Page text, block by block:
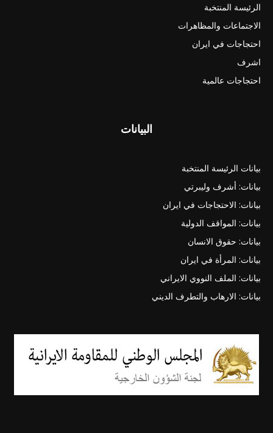
الرئيسة المنتخبة
الاجتماعات والمظاهرات
احتجاجات في ايران
اشرف
احتجاجات عالمية
البيانات
بيانات الرئيسة المنتخبة
بيانات: أشرف وليبرتي
بيانات: الاحتجاجات في ايران
بيانات: المواقف الدولية
بيانات: حقوق الانسان
بيانات: المرأة في ايران
بيانات: الملف النووي الايراني
بيانات: الارهاب والتطرف الديني